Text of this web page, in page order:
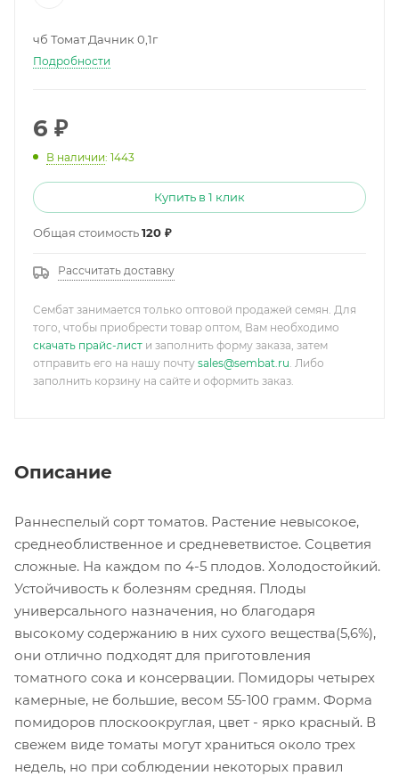
чб Томат Дачник 0,1г
Подробности
6 ₽
В наличии: 1443
Купить в 1 клик
Общая стоимость120 ₽
Рассчитать доставку
Сембат занимается только оптовой продажей семян. Для
того, чтобы приобрести товар оптом, Вам необходимо
скачать прайс-лист и заполнить форму заказа, затем
отправить его на нашу почту sales@sembat.ru. Либо
заполнить корзину на сайте и оформить заказ.
Описание
Раннеспелый сорт томатов. Растение невысокое,
среднеоблиственное и средневетвистое. Соцветия
сложные. На каждом по 4-5 плодов. Холодостойкий.
Устойчивость к болезням средняя. Плоды
универсального назначения, но благодаря
высокому содержанию в них сухого вещества(5,6%),
они отлично подходят для приготовления
томатного сока и консервации. Помидоры четырех
камерные, не большие, весом 55-100 грамм. Форма
помидоров плоскоокруглая, цвет - ярко красный. В
свежем виде томаты могут храниться около трех
недель, но при соблюдении некоторых правил